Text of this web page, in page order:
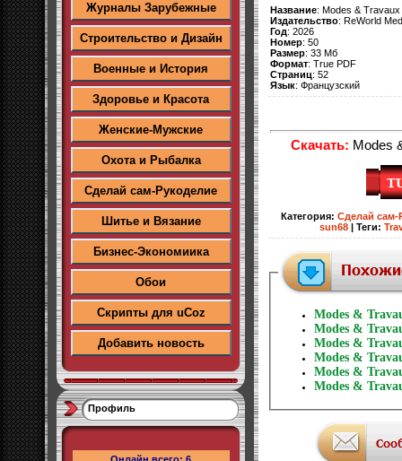
Журналы Зарубежные
Строительство и Дизайн
Военные и История
Здоровье и Красота
Женские-Мужские
Охота и Рыбалка
Сделай сам-Рукоделие
Шитье и Вязание
Бизнес-Экономиика
Обои
Скрипты для uCoz
Добавить новость
Профиль
Название: Modes &
Издательство: ReWorld
Год: 2026
Номер: 50
Размер: 33 Мб
Формат: True PDF
Страниц: 52
Язык: Французский
Скачать: Modes
Категория: Сделай сам-
sun68
Теги:
Modes &
Modes &
Modes &
Modes &
Modes &
Modes &